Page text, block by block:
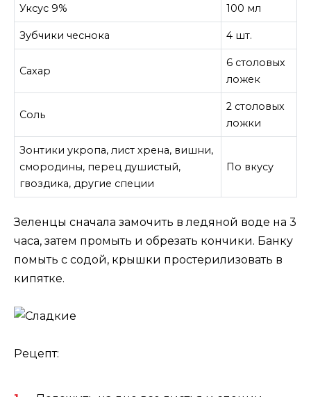
Уксус 9% 100 мл
Зубчики чеснока 4 шт.
Сахар
6 столовых
ложек
Соль
2 столовых
ложки
Зонтики укропа, лист хрена, вишни,
смородины, перец душистый,
гвоздика, другие специи
По вкусу
Зеленцы сначала замочить в ледяной воде на 3
часа, затем промыть и обрезать кончики. Банку
помыть с содой, крышки простерилизовать в
кипятке.
Рецепт: